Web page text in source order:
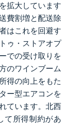
拡大しています
費割増と配送除
はこれを回避す
ゥ・ストアオプ
での受け取りを
のワインブーム
得の向上をもた
ー型エアコンを
ています。北西
て所得制約があ